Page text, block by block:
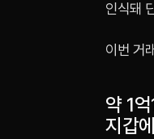
인식돼
이번 거
약 1
지갑